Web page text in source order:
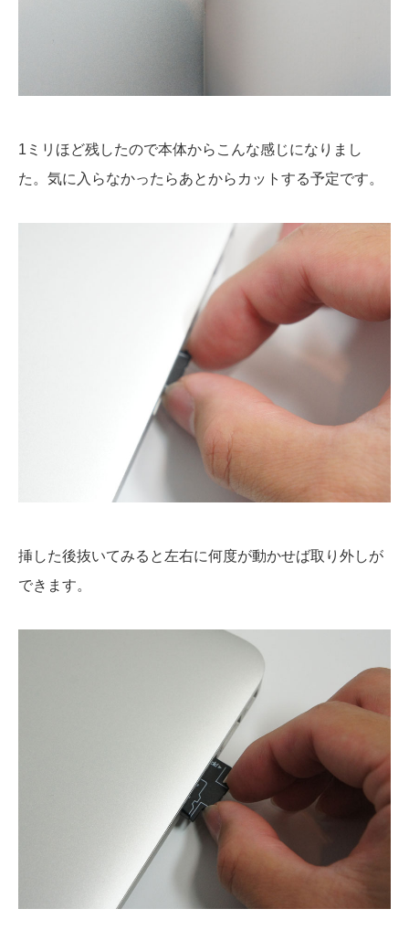
1ミリほど残したので本体からこんな感じになりまし
た。気に入らなかったらあとからカットする予定です。
挿した後抜いてみると左右に何度が動かせば取り外しが
できます。